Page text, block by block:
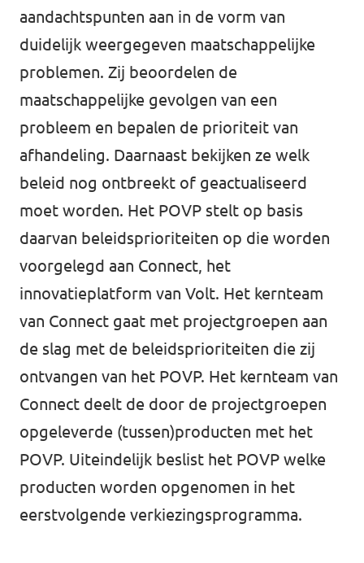
aandachtspunten aan in de vorm van
duidelijk weergegeven maatschappelijke
problemen. Zij beoordelen de
maatschappelijke gevolgen van een
probleem en bepalen de prioriteit van
afhandeling. Daarnaast bekijken ze welk
beleid nog ontbreekt of geactualiseerd
moet worden. Het POVP stelt op basis
daarvan beleidsprioriteiten op die worden
voorgelegd aan Connect, het
innovatieplatform van Volt. Het kernteam
van Connect gaat met projectgroepen aan
de slag met de beleidsprioriteiten die zij
ontvangen van het POVP. Het kernteam van
Connect deelt de door de projectgroepen
opgeleverde (tussen)producten met het
POVP. Uiteindelijk beslist het POVP welke
producten worden opgenomen in het
eerstvolgende verkiezingsprogramma.